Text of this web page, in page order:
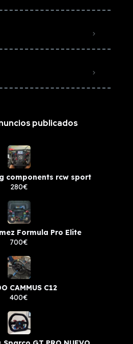
publicados
components rcw sport
280€
Formula Pro Elite
700€
CAMMUS C12
400€